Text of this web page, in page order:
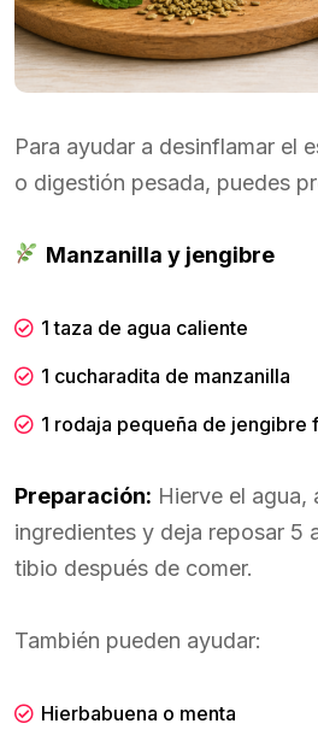
Para ayudar a desinflamar el
o digestión pesada, puedes
Manzanilla y jengibre
1 taza de agua caliente
1 cucharadita de manzanilla
1 rodaja pequeña de jengibre
Preparación: Hierve el agua,
ingredientes y deja reposar 5
tibio después de comer.
También pueden ayudar:
Hierbabuena o menta